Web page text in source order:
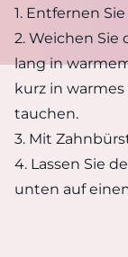
1. Entfernen
2. Weichen
lang in
kurz in
tauchen.
3. Mit
4. Lassen Sie
unten auf